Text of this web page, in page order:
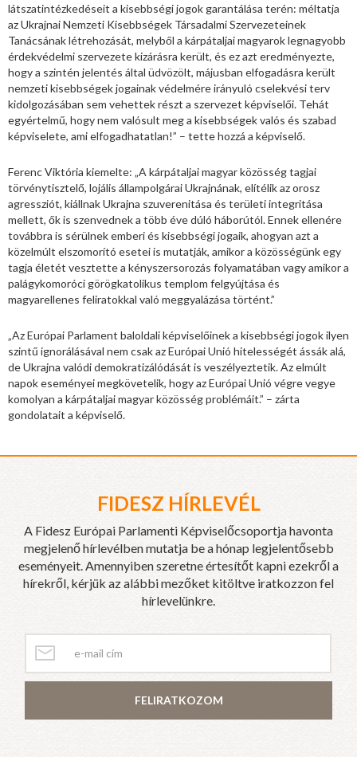
látszatintézkedéseit a kisebbségi jogok garantálása terén: méltatja
az Ukrajnai Nemzeti Kisebbségek Társadalmi Szervezeteinek
Tanácsának létrehozását, melyből a kárpátaljai magyarok legnagyobb
érdekvédelmi szervezete kizárásra került, és ez azt eredményezte,
hogy a szintén jelentés által üdvözölt, májusban elfogadásra került
nemzeti kisebbségek jogainak védelmére irányuló cselekvési terv
kidolgozásában sem vehettek részt a szervezet képviselői. Tehát
egyértelmű, hogy nem valósult meg a kisebbségek valós és szabad
képviselete, ami elfogadhatatlan!” – tette hozzá a képviselő.
Ferenc Viktória kiemelte: „A kárpátaljai magyar közösség tagjai
törvénytisztelő, lojális állampolgárai Ukrajnának, elítélik az orosz
agressziót, kiállnak Ukrajna szuverenitása és területi integritása
mellett, ők is szenvednek a több éve dúló háborútól. Ennek ellenére
továbbra is sérülnek emberi és kisebbségi jogaik, ahogyan azt a
közelmúlt elszomorító esetei is mutatják, amikor a közösségünk egy
tagja életét vesztette a kényszersorozás folyamatában vagy amikor a
palágykomoróci görögkatolikus templom felgyújtása és
magyarellenes feliratokkal való meggyalázása történt.”
„Az Európai Parlament baloldali képviselőinek a kisebbségi jogok ilyen
szintű ignorálásával nem csak az Európai Unió hitelességét ássák alá,
de Ukrajna valódi demokratizálódását is veszélyeztetik. Az elmúlt
napok eseményei megkövetelik, hogy az Európai Unió végre vegye
komolyan a kárpátaljai magyar közösség problémáit.” – zárta
gondolatait a képviselő.
FIDESZ HÍRLEVÉL
A Fidesz Európai Parlamenti Képviselőcsoportja havonta
megjelenő hírlevélben mutatja be a hónap legjelentősebb
eseményeit. Amennyiben szeretne értesítőt kapni ezekről a
hírekről, kérjük az alábbi mezőket kitöltve iratkozzon fel
hírlevelünkre.
FELIRATKOZOM